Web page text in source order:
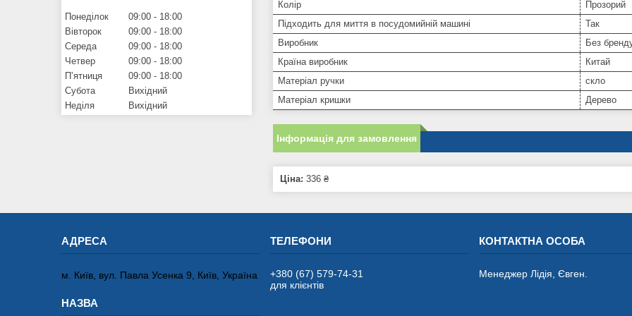
Колір
Прозорий
Підходить для миття в посудомийній машині
Так
Виробник
Без
Країна виробник
Китай
Матеріал ручки
скло
Матеріал кришки
Дерево
Інформація для замовлення
Ціна: 336 ₴
Понеділок 09:00
18:00
Вівторок
09:00
18:00
Середа
09:00
18:00
Четвер
09:00
18:00
Пʼятниця
09:00
18:00
Субота
Вихідний
Неділя
Вихідний
м. Київ, вул. Павла Усенка 9, Київ, Україна
+380 (67) 579-74-31
для клієнтів
Менеджер Лідія, Євген.